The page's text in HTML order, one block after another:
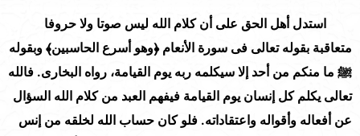
استدل أهل الحق على أن كلام الله ليس صوتا ولا حروفا
متعاقبة بقوله تعالى فى سورة الأنعام ﴿وهو أسرع الحاسبين﴾ وبقوله
ﷺ ما منكم من أحد إلا سيكلمه ربه يوم القيامة، رواه البخارى. فالله
تعالى يكلم كل إنسان يوم القيامة فيفهم العبد من كلام الله السؤال
عن أفعاله وأقواله واعتقاداته. فلو كان حساب الله لخلقه من إنس